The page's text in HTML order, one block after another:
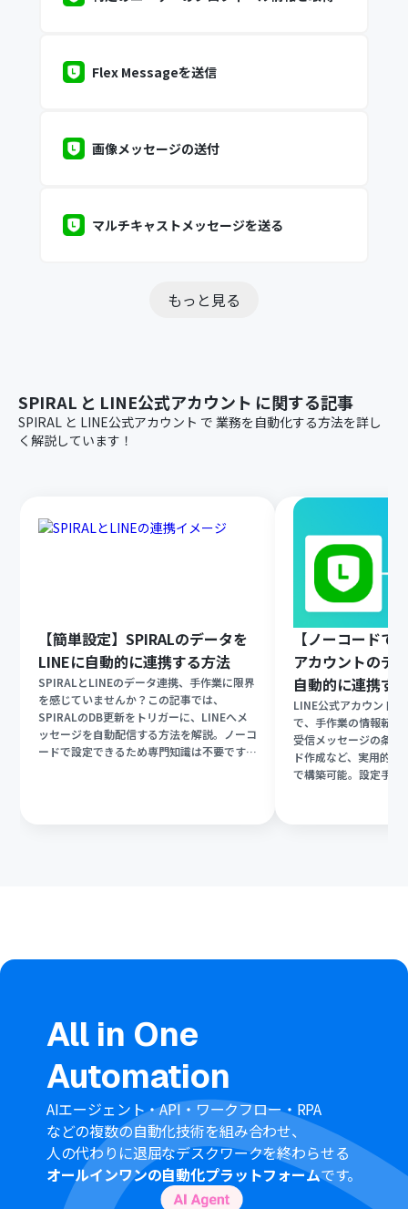
Flex Messageを送信
画像メッセージの送付
マルチキャストメッセージを送る
もっと見る
SPIRAL と LINE公式アカウント に関する記事
SPIRAL と LINE公式アカウント で 業務を自動化する方法を詳し
く解説しています！
【簡単設定】SPIRALのデータを
LINEに自動的に連携する方法
SPIRALとLINEのデータ連携、手作業に限界
を感じていませんか？この記事では、
SPIRALのDB更新をトリガーに、LINEへメ
ッセージを自動配信する方法を解説。ノーコ
ードで設定できるため専門知識は不要です！
【ノーコードで
アカウントのデ
自動的に連携す
LINE公式アカウント
で、手作業の情報転記
受信メッセージの条件
ド作成など、実用的
で構築可能。設定手順
All in One
Automation
AIエージェント・API・ワークフロー・RPA
などの複数の自動化技術を組み合わせ、
人の代わりに退屈なデスクワークを終わらせる
オールインワンの自動化プラットフォームです。